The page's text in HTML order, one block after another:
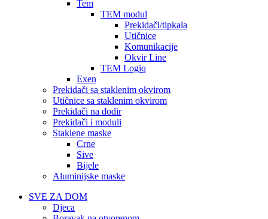
Tem
TEM modul
Prekidači/tipkala
Utičnice
Komunikacije
Okvir Line
TEM Logiq
Exen
Prekidači sa staklenim okvirom
Utičnice sa staklenim okvirom
Prekidači na dodir
Prekidači i moduli
Staklene maske
Crne
Sive
Bijele
Aluminijske maske
SVE ZA DOM
Djeca